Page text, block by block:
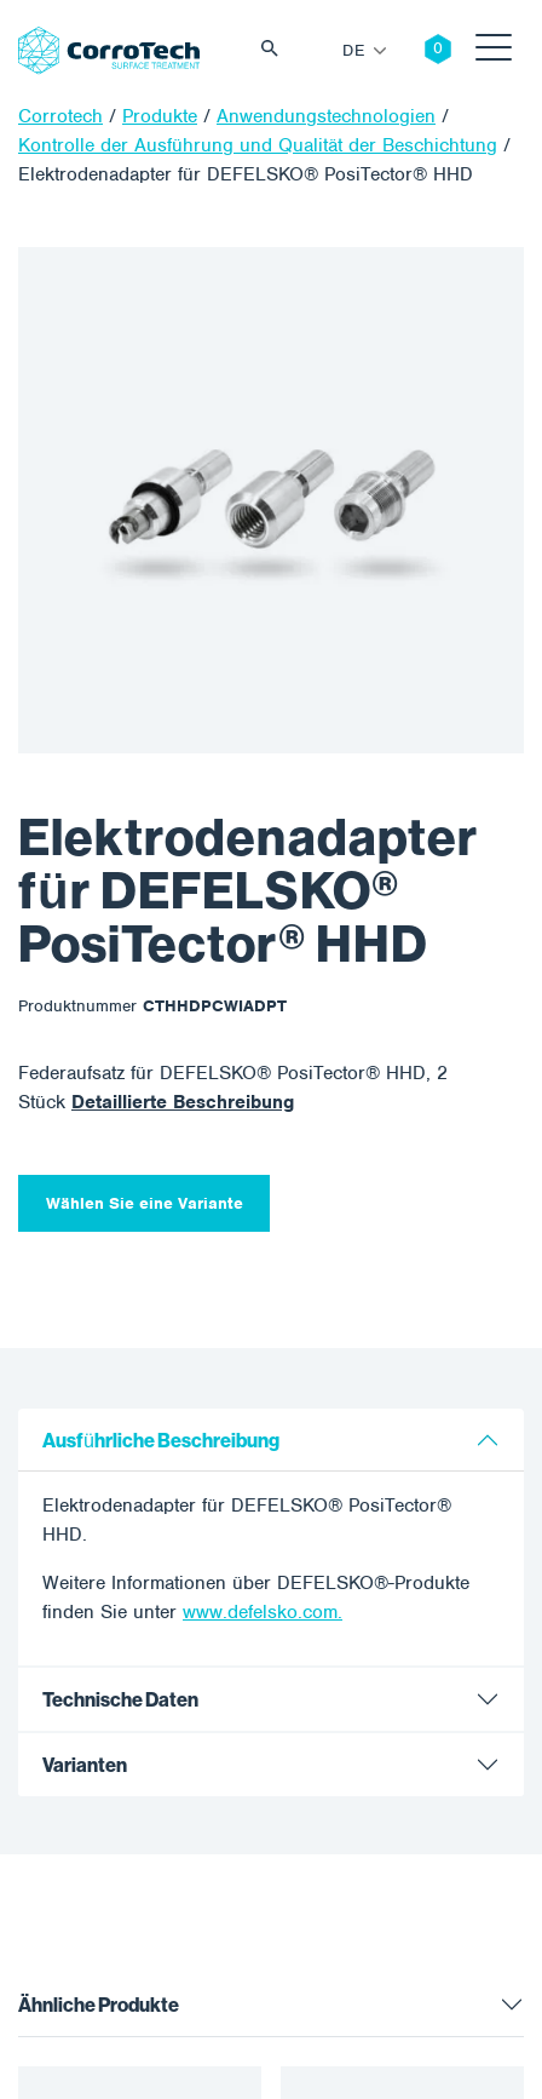
DE
Corrotech / Produkte / Anwendungstechnologien /
Kontrolle der Ausführung und Qualität der Beschichtung /
Elektrodenadapter für DEFELSKO® PosiTector® HHD
Elektrodenadapter
für DEFELSKO®
PosiTector® HHD
Produktnummer CTHHDPCWIADPT
Federaufsatz für DEFELSKO® PosiTector® HHD, 2
Stück Detaillierte Beschreibung
Wählen Sie eine Variante
Ausführliche Beschreibung
Elektrodenadapter für DEFELSKO® PosiTector®
HHD.
Weitere Informationen über DEFELSKO®-Produkte
finden Sie unter www.defelsko.com.
Technische Daten
Varianten
Ähnliche Produkte